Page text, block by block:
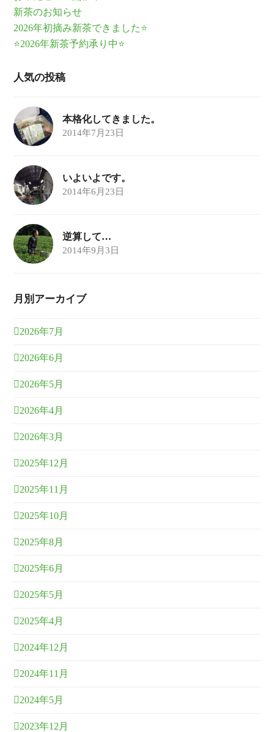
新茶のお知らせ
2026年初摘み新茶できました⭐
⭐2026年新茶予約承り中⭐
人気の投稿
本格化してきました。
2014年7月23日
いよいよです。
2014年6月23日
逆算して…
2014年9月3日
月別アーカイブ
2026年7月
2026年6月
2026年5月
2026年4月
2026年3月
2025年12月
2025年11月
2025年10月
2025年8月
2025年6月
2025年5月
2025年4月
2024年12月
2024年11月
2024年5月
2023年12月